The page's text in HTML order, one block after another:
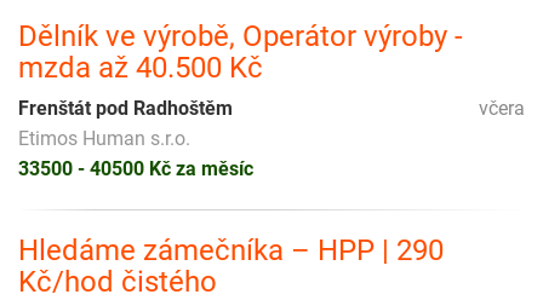
Dělník ve výrobě, Operátor výroby -
mzda až 40.500 Kč
včera
Frenštát pod Radhoštěm
Etimos Human s.r.o.
33500 - 40500 Kč za měsíc
Hledáme zámečníka – HPP | 290
Kč/hod čistého